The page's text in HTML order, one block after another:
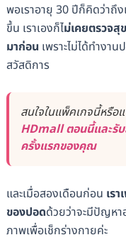
พอเราอายุ 30 ปีก็คิดว่าถึ
ขึ้น เราเองก็ไม่เคยตรวจสุ
มาก่อน เพราะไม่ได้ทำงา
สวัสดิการ
สนใจในแพ็คเกจนี้หรือ
HDmall ตอนนี้และรั
ครั้งแรกของคุณ
และเมื่อสองเดือนก่อน เร
ของปอดด้วยว่าจะมีปัญหา
ภาพเพื่อเช็กร่างกายค่ะ